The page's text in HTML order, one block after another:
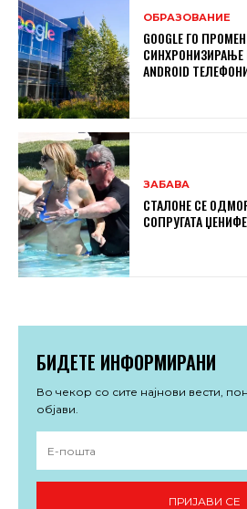
ОБРАЗОВАНИЕ
GOOGLE ГО
СИНХРОНИЗИРАЊЕ
ANDROID
ЗАБАВА
СТАЛОНЕ СЕ
СОПРУГАТА
БИДЕТЕ ИНФОРМИРАНИ
Во чекор со сите најнови вести,
објави.
ПРИЈАВИ СЕ